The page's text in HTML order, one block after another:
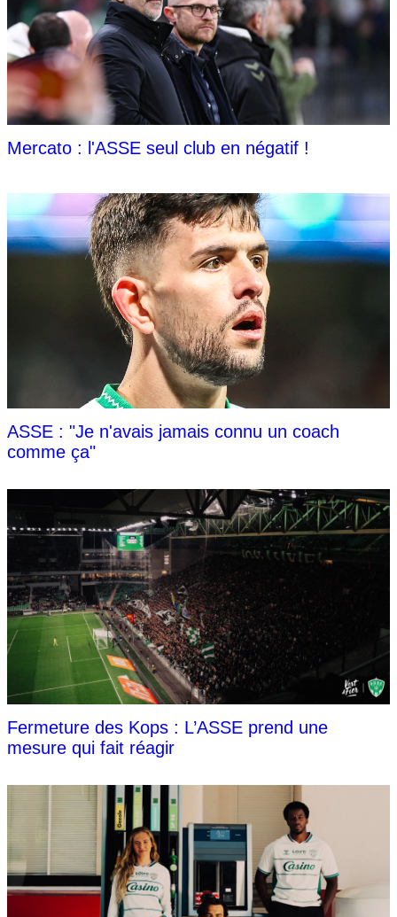
Mercato : l'ASSE seul club en négatif !
ASSE : "Je n'avais jamais connu un coach
comme ça"
Fermeture des Kops : L’ASSE prend une
mesure qui fait réagir